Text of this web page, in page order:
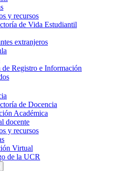
y recursos
de Vida Estudiantil
extranjeros
Registro e Información
de Docencia
Académica
docente
y recursos
Virtual
de la UCR